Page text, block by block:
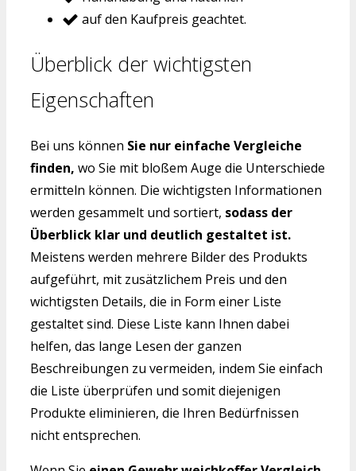
auf den Kaufpreis geachtet.
Überblick der wichtigsten
Eigenschaften
Bei uns können Sie nur einfache Vergleiche
finden, wo Sie mit bloßem Auge die Unterschiede
ermitteln können. Die wichtigsten Informationen
werden gesammelt und sortiert, sodass der
Überblick klar und deutlich gestaltet ist.
Meistens werden mehrere Bilder des Produkts
aufgeführt, mit zusätzlichem Preis und den
wichtigsten Details, die in Form einer Liste
gestaltet sind. Diese Liste kann Ihnen dabei
helfen, das lange Lesen der ganzen
Beschreibungen zu vermeiden, indem Sie einfach
die Liste überprüfen und somit diejenigen
Produkte eliminieren, die Ihren Bedürfnissen
nicht entsprechen.